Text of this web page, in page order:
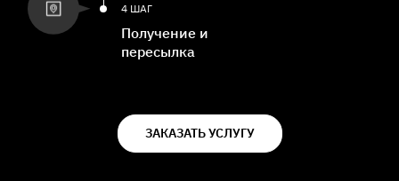
4 ШАГ
Получение и
пересылка
ЗАКАЗАТЬ УСЛУГУ